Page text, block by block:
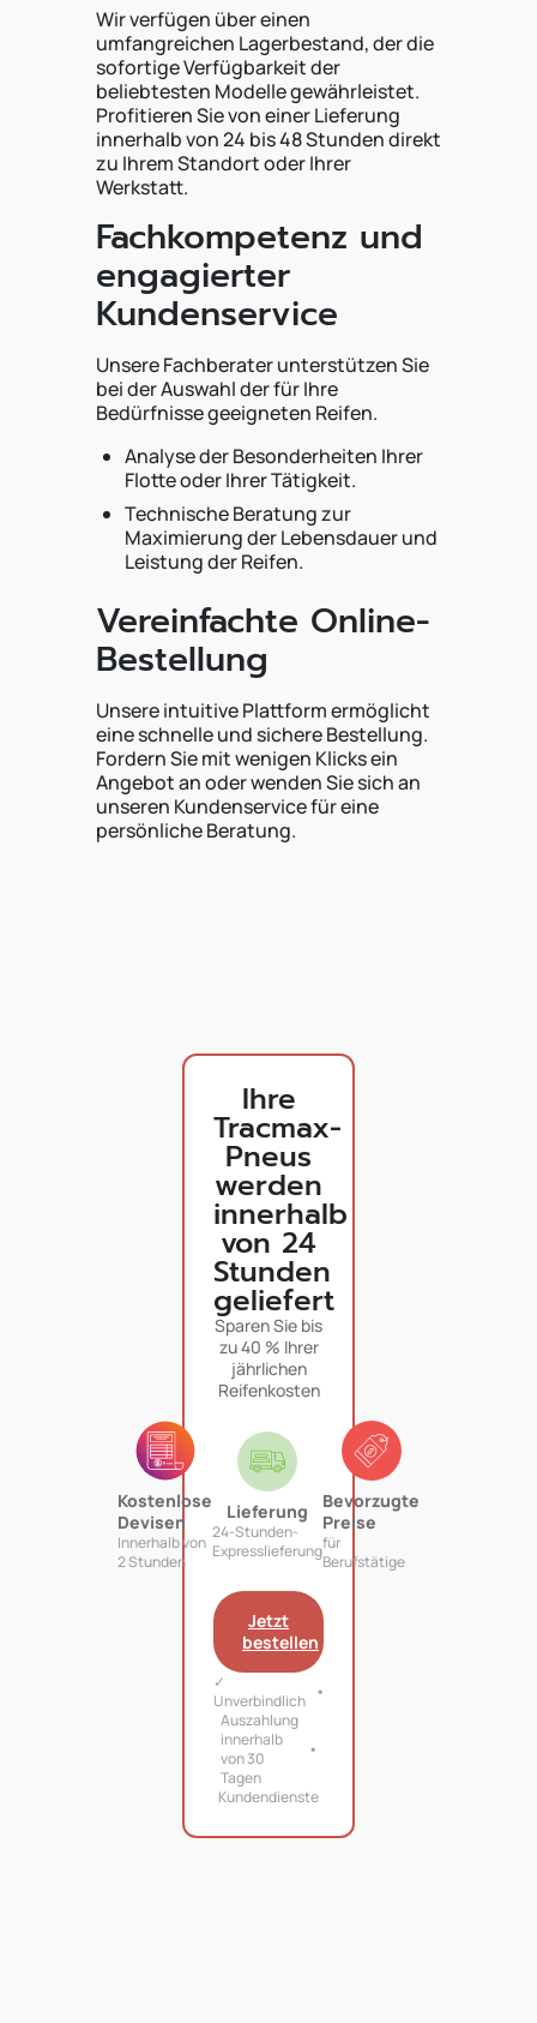
Wir verfügen über einen
umfangreichen Lagerbestand, der die
sofortige Verfügbarkeit der
beliebtesten Modelle gewährleistet.
Profitieren Sie von einer Lieferung
innerhalb von 24 bis 48 Stunden direkt
zu Ihrem Standort oder Ihrer
Werkstatt.
Fachkompetenz und
engagierter
Kundenservice
Unsere Fachberater unterstützen Sie
bei der Auswahl der für Ihre
Bedürfnisse geeigneten Reifen.
Analyse der Besonderheiten Ihrer
Flotte oder Ihrer Tätigkeit.
Technische Beratung zur
Maximierung der Lebensdauer und
Leistung der Reifen.
Vereinfachte Online-
Bestellung
Unsere intuitive Plattform ermöglicht
eine schnelle und sichere Bestellung.
Fordern Sie mit wenigen Klicks ein
Angebot an oder wenden Sie sich an
unseren Kundenservice für eine
persönliche Beratung.
Ihre
Tracmax-
Pneus
werden
innerhalb
von 24
Stunden
geliefert
Sparen Sie bis
zu 40 % Ihrer
jährlichen
Reifenkosten
Kostenlose
Devisen
Innerhalb von
2 Stunden
Lieferung
24-Stunden-
Expresslieferung
Bevorzugte
Preise
für
Berufstätige
Jetzt
bestellen
✓
Unverbindlich
Auszahlung
innerhalb
von 30
Tagen
Kundendienste